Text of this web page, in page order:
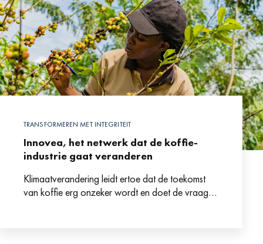
TRANSFORMEREN MET INTEGRITEIT
Innovea, het netwerk dat de koffie-
industrie gaat veranderen
Klimaatverandering leidt ertoe dat de toekomst
van koffie erg onzeker wordt en doet de vraag